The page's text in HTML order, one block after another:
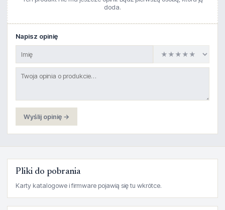
doda.
Napisz opinię
Wyślij opinię →
Pliki do pobrania
Karty katalogowe i firmware pojawią się tu wkrótce.